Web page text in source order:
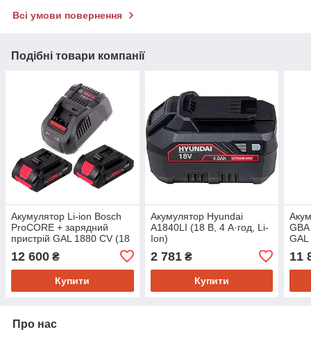
Всі умови повернення
Подібні товари компанії
Акумулятор Li-ion Bosch
ProCORE + зарядний
пристрій GAL 1880 CV (18
В, 4 А*год) (1600A016GF)
12 600 ₴
Купити
Акумулятор Hyundai
A1840LI (18 В, 4 А·год, Li-
Ion)
2 781₴
Купити
11
Про нас